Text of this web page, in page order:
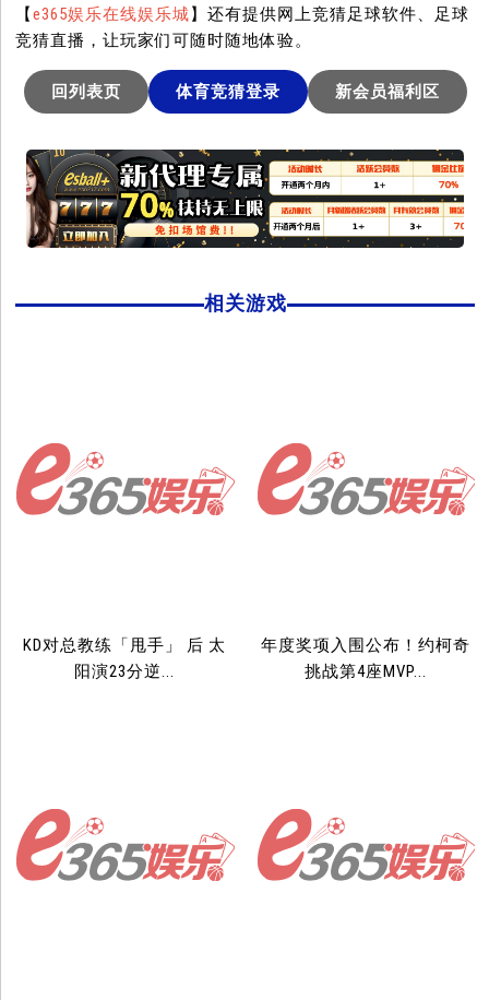
【e365娱乐在线娱乐城 】还有提供网上竞猜足球软件、足球
竞猜直播，让玩家们可随时随地体验。
回列表页 体育竞猜登录 新会员福利区
相关游戏
KD对总教练「甩手」 后 太
阳演23分逆...
年度奖项入围公布！约柯奇
挑战第4座MVP...